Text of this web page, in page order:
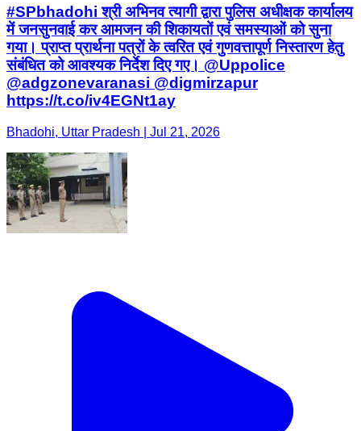
#SPbhadohi श्री अभिनव त्यागी द्वारा पुलिस अधीक्षक कार्यालय
में जनसुनवाई कर आमजन की शिकायतों एवं समस्याओं को सुना
गया। प्राप्त प्रार्थना पत्रों के त्वरित एवं गुणवत्तापूर्ण निस्तारण हेतु
संबंधित को आवश्यक निर्देश दिए गए। @Uppolice
@adgzonevaranasi @digmirzapur
https://t.co/iv4EGNt1ay
Bhadohi, Uttar Pradesh | Jul 21, 2026